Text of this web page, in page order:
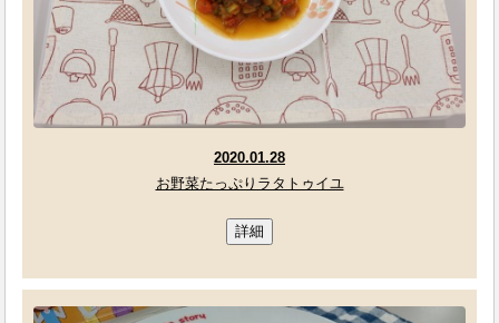
2020.01.28
お野菜たっぷりラタトゥイユ
詳細